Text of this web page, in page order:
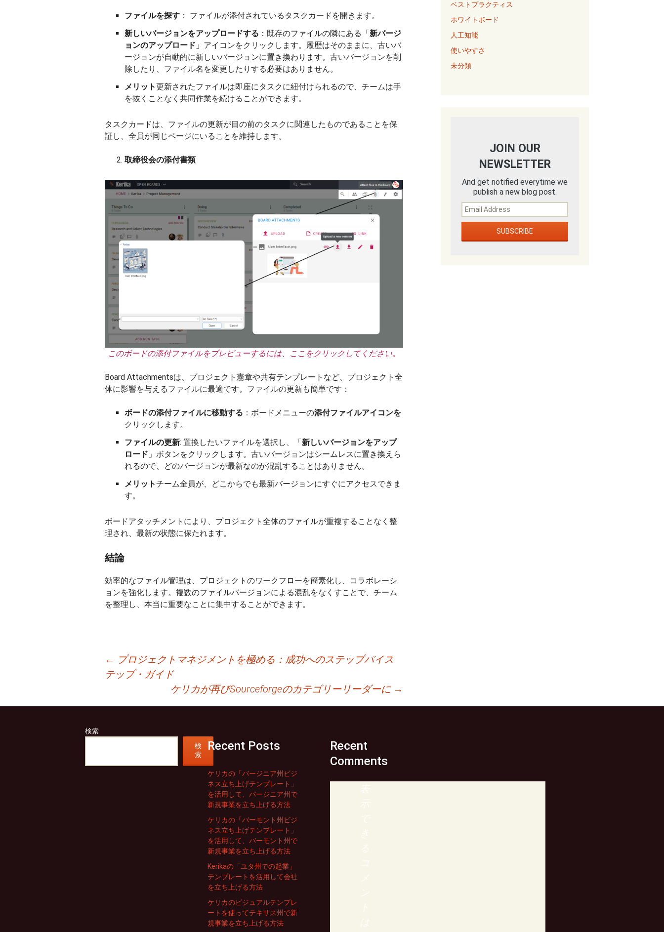
ファイルを探す ： ファイルが添付されているタスクカードを開きます。
新しいバージョンをアップロードする ：既存のファイルの隣にある「新バージ
ョンのアップロード」 アイコンをクリックします。履歴はそのままに、古いバ
ージョンが自動的に新しいバージョンに置き換わります。古いバージョンを削
除したり、ファイル名を変更したりする必要はありません。
メリット更新されたファイルは即座にタスクに紐付けられるので、チームは手
を抜くことなく共同作業を続けることができます。
タスクカードは、ファイルの更新が目の前のタスクに関連したものであることを保
証し、全員が同じページにいることを維持します。
取締役会の添付書類
このボードの添付ファイルをプレビューするには、ここをクリックしてください。
Board Attachmentsは、プロジェクト憲章や共有テンプレートなど、プロジェクト全
体に影響を与えるファイルに最適です。ファイルの更新も簡単です：
ボードの添付ファイルに移動する ：ボードメニューの添付ファイルアイコンを
クリックします。
ファイルの更新: 置換したいファイルを選択し、「新しいバージョンをアップ
ロード 」ボタンをクリックします。古いバージョンはシームレスに置き換えら
れるので、どのバージョンが最新なのか混乱することはありません。
メリットチーム全員が、どこからでも最新バージョンにすぐにアクセスできま
す。
ボードアタッチメントにより、プロジェクト全体のファイルが重複することなく整
理され、最新の状態に保たれます。
結論
効率的なファイル管理は、プロジェクトのワークフローを簡素化し、コラボレーシ
ョンを強化します。複数のファイルバージョンによる混乱をなくすことで、チーム
を整理し、本当に重要なことに集中することができます。
ナ
← プロジェクトマネジメントを極める：成功へのステップバイス
テップ・ガイド
ケリカが再びSourceforgeのカテゴリーリーダーに →
ベストプラクティス
ホワイトボード
人工知能
使いやすさ
未分類
JOIN OUR
NEWSLETTER
And get notified everytime we
publish a new blog post.
検索
検
索
Recent Posts
ケリカの「バージニア州ビジ
ネス立ち上げテンプレート」
を活用して、バージニア州で
新規事業を立ち上げる方法
ケリカの「バーモント州ビジ
ネス立ち上げテンプレート」
を活用して、バーモント州で
新規事業を立ち上げる方法
Kerikaの「ユタ州での起業」
テンプレートを活用して会社
を立ち上げる方法
ケリカのビジュアルテンプレ
ートを使ってテキサス州で新
規事業を立ち上げる方法
Recent
Comments
表
示
で
き
る
コ
メ
ン
ト
は